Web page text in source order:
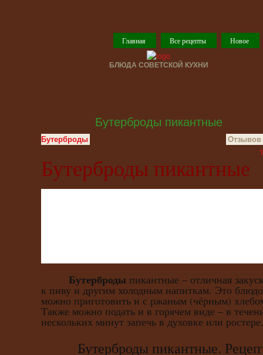
Главная Все рецепты Новое
БЛЮДА СОВЕТСКОЙ КУХНИ
Бутерброды пикантные
Бутерброды Отзывов
Бутерброды пикантные
Бутерброды пикантные – отличная
к пиву и другим холодным напиткам. Это блюдо
можно приготовить и с ржаным (чёрным)
Также можно подать и в горячем виде – в
нескольких минут запечь в духовке или ростере.
Бутерброды пикантные.